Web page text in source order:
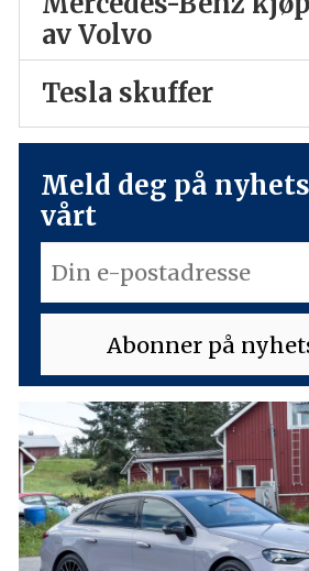
av Volvo
Tesla skuffer
Meld deg på
vårt